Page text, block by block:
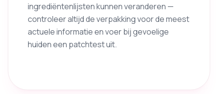
ingrediëntenlijsten kunnen veranderen —
controleer altijd de verpakking voor de meest
actuele informatie en voer bij gevoelige
huiden een patchtest uit.